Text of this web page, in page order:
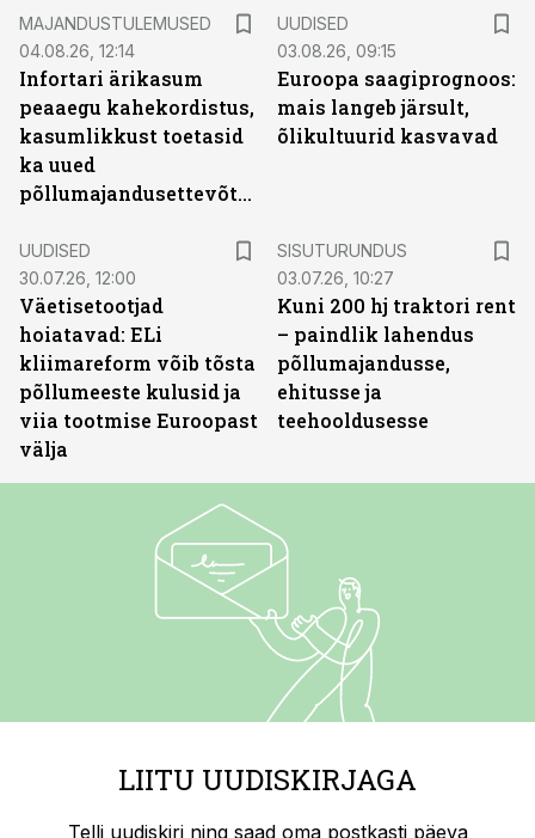
MAJANDUSTULEMUSED
04.08.26, 12:14
Infortari ärikasum
peaaegu kahekordistus,
kasumlikkust toetasid
ka uued
põllumajandusettevõtted
UUDISED
03.08.26, 09:15
Euroopa saagiprognoos:
mais langeb järsult,
õlikultuurid kasvavad
UUDISED
30.07.26, 12:00
Väetisetootjad
hoiatavad: ELi
kliimareform võib tõsta
põllumeeste kulusid ja
viia tootmise Euroopast
välja
SISUTURUNDUS
03.07.26, 10:27
Kuni 200 hj traktori rent
– paindlik lahendus
põllumajandusse,
ehitusse ja
teehooldusesse
LIITU UUDISKIRJAGA
Telli uudiskiri ning saad oma postkasti päeva